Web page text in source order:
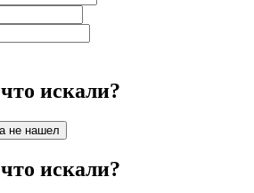
искали?
не нашел
искали?